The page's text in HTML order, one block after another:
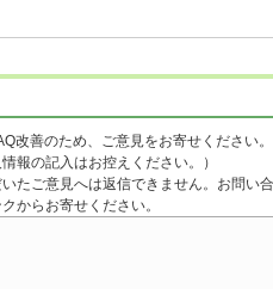
改善のため、ご意見をお寄せください
報の記入はお控えください。）
たご意見へは返信できません。お問い
からお寄せください。